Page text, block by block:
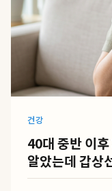
건강
40대 중반 이
알았는데 갑상